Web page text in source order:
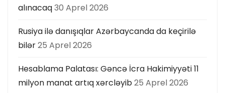
alınacaq30 Aprel 2026
Rusiya ilə danışıqlar Azərbaycanda da keçirilə
bilər25 Aprel 2026
Hesablama Palatası: Gəncə İcra Hakimiyyəti 11
milyon manat artıq xərcləyib25 Aprel 2026